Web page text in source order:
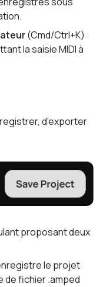
(Cmd/Ctrl+K) :
la saisie MIDI à
d'exporter
proposant deux
le projet
de fichier .amped